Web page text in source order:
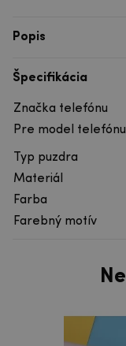
Popis
Špecifikácia
Značka telefónu
Pre model telefónu
Typ puzdra
Materiál
Farba
Farebný motív